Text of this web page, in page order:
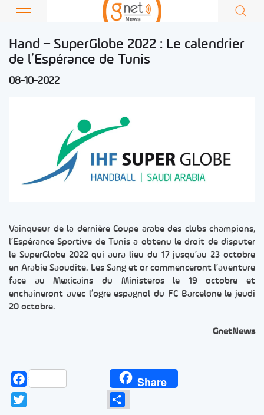
Hand – SuperGlobe 2022 : Le calendrier
de l’Espérance de Tunis
08-10-2022
Vainqueur de la dernière Coupe arabe des clubs champions,
l’Espérance Sportive de Tunis a obtenu le droit de disputer
le SuperGlobe 2022 qui aura lieu du 17 jusqu’au 23 octobre
en Arabie Saoudite. Les Sang et or commenceront l’aventure
face au Mexicains du Ministeros le 19 octobre et
enchaineront avec l’ogre espagnol du FC Barcelone le jeudi
20 octobre.
GnetNews
Facebook Share
Partager